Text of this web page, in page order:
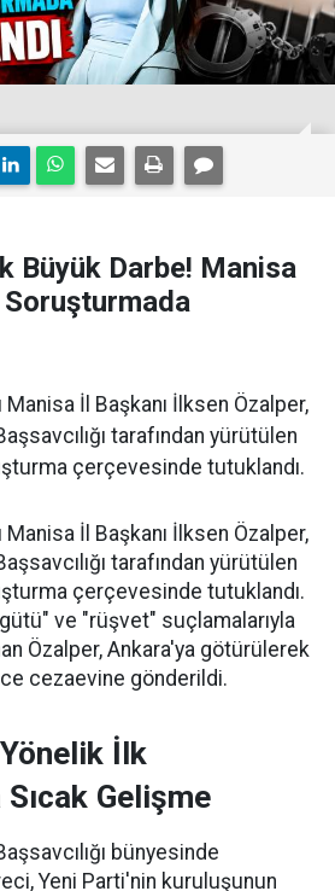
Büyük Darbe! Manisa
Soruşturmada
İl Başkanı İlksen Özalper,
tarafından yürütülen
çerçevesinde tutuklandı.
İl Başkanı İlksen Özalper,
tarafından yürütülen
çerçevesinde tutuklandı.
ve "rüşvet" suçlamalarıyla
Özalper, Ankara'ya götürülerek
cezaevine gönderildi.
İlk
Gelişme
bünyesinde
Yeni Parti'nin kuruluşunun